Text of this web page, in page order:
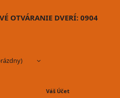
OTVÁRANIE DVERÍ: 0904
Váš Účet